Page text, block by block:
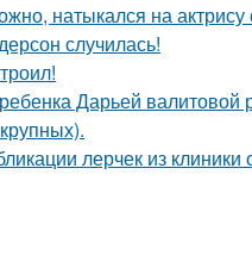
натыкался на
случилась!
Дарьей валитовой
лерчек из